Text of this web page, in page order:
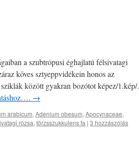
a szubtrópusi éghajlatú félsivatagi
köves sztyeppvidékein honos az
között gyakran bozótot képez/1.kép/.
→
arabicum, Adenium obesum, Apocynaceae,
rózsa, törzsszukkulens fa | 3 hozzászólás